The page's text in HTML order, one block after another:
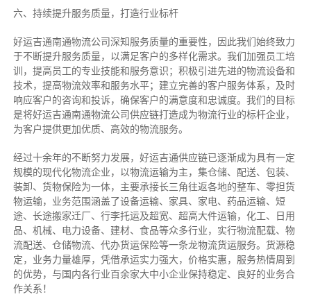
六、持续提升服务质量，打造行业标杆
好运吉通南通物流公司深知服务质量的重要性，因此我们始终致力
于不断提升服务质量，以满足客户的多样化需求。我们加强员工培
训，提高员工的专业技能和服务意识；积极引进先进的物流设备和
技术，提高物流效率和服务水平；建立完善的客户服务体系，及时
响应客户的咨询和投诉，确保客户的满意度和忠诚度。我们的目标
是将好运吉通南通物流公司供应链打造成为物流行业的标杆企业，
为客户提供更加优质、高效的物流服务。
经过十余年的不断努力发展，好运吉通供应链已逐渐成为具有一定
规模的现代化物流企业，以物流运输为主，集仓储、配送、包装、
装卸、货物保险为一体，主要承接长三角往返各地的整车、零担货
物运输，业务范围涵盖了设备运输、家具、家电、药品运输、短
途、长途搬家迁厂、行李托运及超宽、超高大件运输，化工、日用
品、机械、电力设备、建材、食品等众多行业，实行物流配载、物
流配送、仓储物流、代办货运保险等一条龙物流货运服务。货源稳
定，业务力量雄厚，凭借承运实力强大，价格实惠，服务热情周到
的优势，与国内各行业百余家大中小企业保持稳定、良好的业务合
作关系！